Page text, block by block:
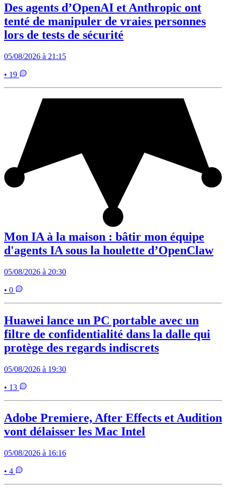
Des agents d’OpenAI et Anthropic ont
tenté de manipuler de vraies personnes
lors de tests de sécurité
05/08/2026 à 21:15
• 19
Mon IA à la maison : bâtir mon équipe
d'agents IA sous la houlette d’OpenClaw
05/08/2026 à 20:30
• 0
Huawei lance un PC portable avec un
filtre de confidentialité dans la dalle qui
protège des regards indiscrets
05/08/2026 à 19:30
• 13
Adobe Premiere, After Effects et Audition
vont délaisser les Mac Intel
05/08/2026 à 16:16
• 4